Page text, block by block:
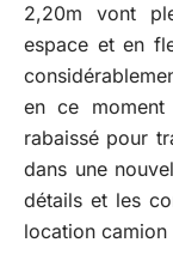
2,20m vont
espace et en
en ce moment
rabaissé pour
dans une
détails et les
location